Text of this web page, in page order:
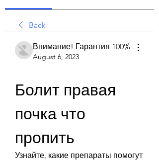
Back
Внимание! Гарантия 100%
August 6, 2023
Болит правая
почка что
пропить
Узнайте, какие препараты помогут